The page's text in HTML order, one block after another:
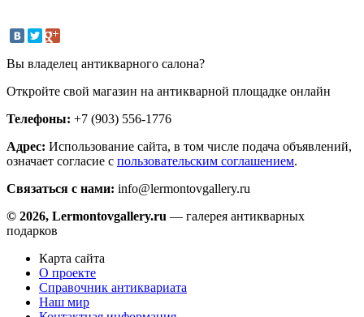
Вы владелец антикварного салона?
Откройте свой магазин на антикварной площадке онлайн
Телефоны: +7 (903) 556-1776
Адрес: Использование сайта, в том числе подача объявлений,
означает согласие с пользовательским соглашением.
Связаться с нами: info@lermontovgallery.ru
© 2026, Lermontovgallery.ru — галерея антикварных
подарков
Карта сайта
О проекте
Справочник антиквариата
Наш мир